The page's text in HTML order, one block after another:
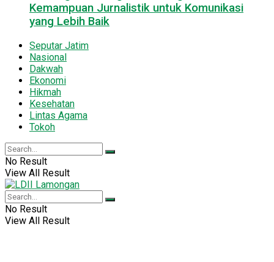
Kemampuan Jurnalistik untuk Komunikasi
yang Lebih Baik
Seputar Jatim
Nasional
Dakwah
Ekonomi
Hikmah
Kesehatan
Lintas Agama
Tokoh
No Result
View All Result
No Result
View All Result